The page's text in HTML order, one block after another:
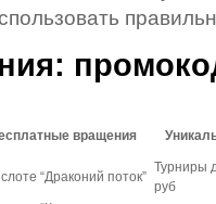
вращения
“Драконий поток”
Турниры
руб